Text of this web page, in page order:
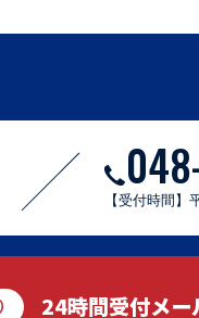
【受付時間
24時間受付メー